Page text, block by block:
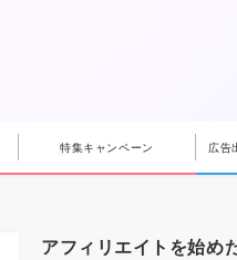
特集キャンペーン 広告
アフィリエイトを始め